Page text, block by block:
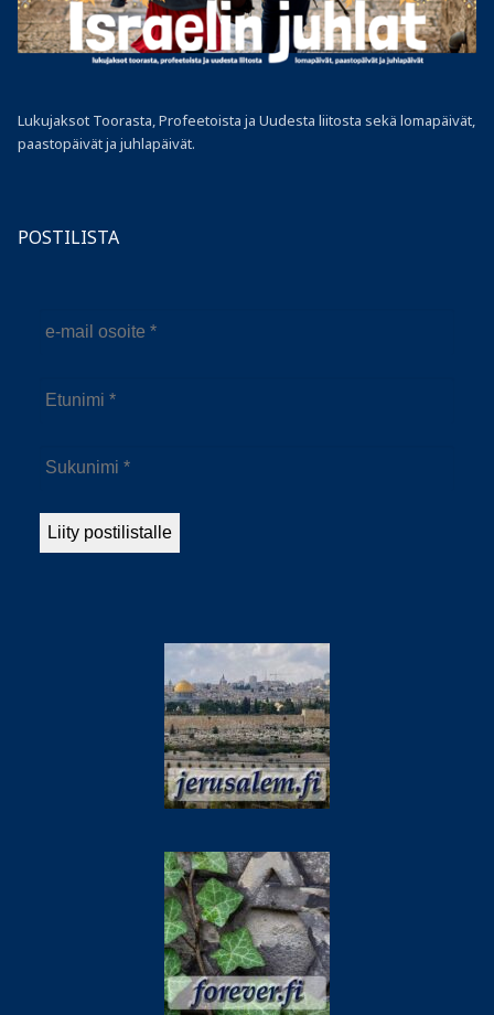
Lukujaksot Toorasta, Profeetoista ja Uudesta liitosta sekä lomapäivät,
paastopäivät ja juhlapäivät.
POSTILISTA